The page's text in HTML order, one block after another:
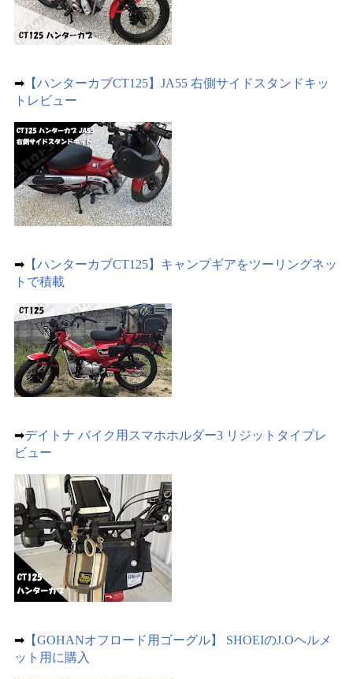
➡ 【ハンターカブCT125】JA55 右側サイドスタンドキッ
トレビュー
➡ 【ハンターカブCT125】キャンプギアをツーリングネッ
トで積載
➡デイトナ バイク用スマホホルダー3 リジットタイプレ
ビュー
➡ 【GOHANオフロード用ゴーグル】 SHOEIのJ.Oヘルメ
ット用に購入